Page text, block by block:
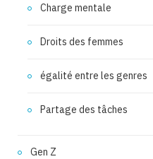
Charge mentale
Droits des femmes
égalité entre les genres
Partage des tâches
Gen Z